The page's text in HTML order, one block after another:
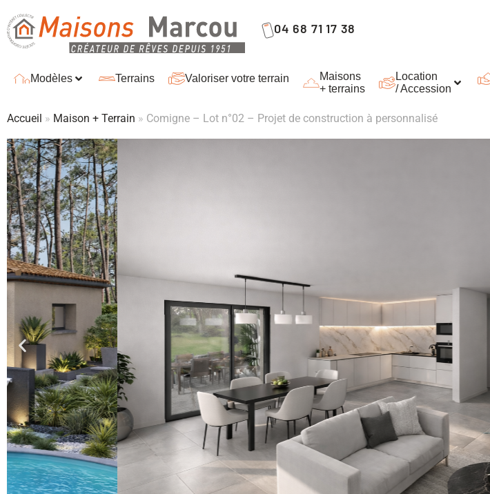
04 68 71 17 38
Modèles Terrains Valoriser votre terrain
Maisons
+ terrains
Location
/ Accession
Accueil » Maison + Terrain » Comigne – Lot n°02 – Projet de construction à personnalisé